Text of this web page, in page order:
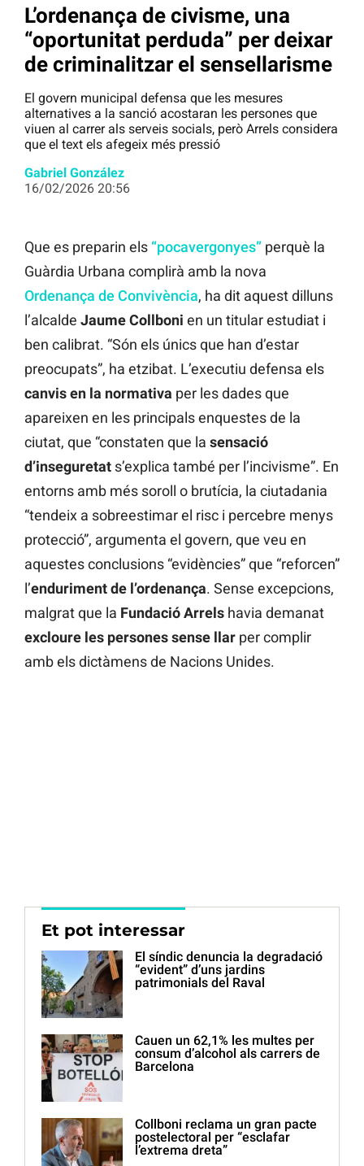
L’ordenança de civisme, una
“oportunitat perduda” per deixar
de criminalitzar el sensellarisme
El govern municipal defensa que les mesures
alternatives a la sanció acostaran les persones que
viuen al carrer als serveis socials, però Arrels considera
que el text els afegeix més pressió
Gabriel González
16/02/2026 20:56
Que es preparin els “pocavergonyes” perquè la
Guàrdia Urbana complirà amb la nova
Ordenança de Convivència, ha dit aquest dilluns
l’alcalde Jaume Collboni en un titular estudiat i
ben calibrat. “Són els únics que han d’estar
preocupats”, ha etzibat. L’executiu defensa els
canvis en la normativa per les dades que
apareixen en les principals enquestes de la
ciutat, que “constaten que la sensació
d’inseguretat s’explica també per l’incivisme”. En
entorns amb més soroll o brutícia, la ciutadania
“tendeix a sobreestimar el risc i percebre menys
protecció”, argumenta el govern, que veu en
aquestes conclusions “evidències” que “reforcen”
l’enduriment de l’ordenança. Sense excepcions,
malgrat que la Fundació Arrels havia demanat
excloure les persones sense llar per complir
amb els dictàmens de Nacions Unides.
Et pot interessar
El síndic denuncia la degradació
“evident” d’uns jardins
patrimonials del Raval
Cauen un 62,1% les multes per
consum d’alcohol als carrers de
Barcelona
Collboni reclama un gran pacte
postelectoral per “esclafar
l’extrema dreta”